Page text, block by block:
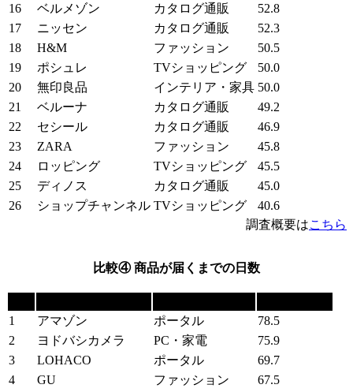
16
ベルメゾン カタログ通販
52.8
17
ニッセン カタログ通販
52.3
18
H&M ファッション
50.5
19
ポシュレ TVショッピング
50.0
20
無印良品 インテリア・家具 50.0
21
ベルーナ カタログ通販
49.2
22
セシール カタログ通販
46.9
23
ZARA ファッション
45.8
24
ロッピング TVショッピング
45.5
25
ディノス カタログ通販
45.0
26
ショップチャンネル TVショッピング
40.6
調査概要はこちら
比較④ 商品が届くまでの日数
1
アマゾン ポータル
78.5
2
ヨドバシカメラ PC・家電
75.9
3
LOHACO ポータル
69.7
4
GU ファッション
67.5